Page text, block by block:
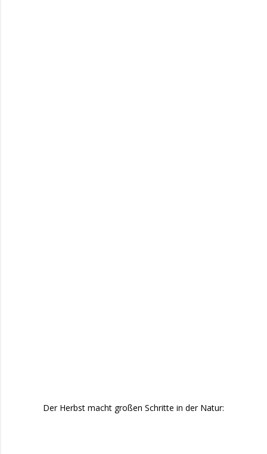
Der Herbst macht großen Schritte in der Natur: